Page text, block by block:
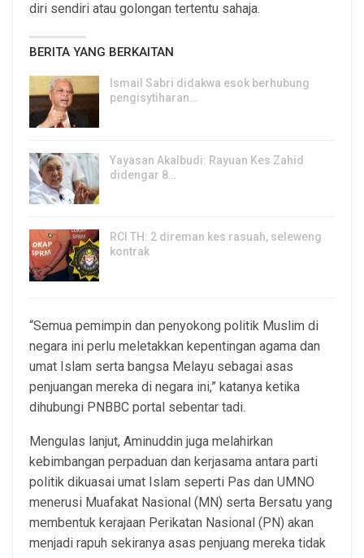
diri sendiri atau golongan tertentu sahaja.
BERITA YANG BERKAITAN
Ismail Sabri didakwa esok berhubung
pengisytiharan…
Yayasan Akalbudi: Rayuan Kes Zahid
didengar 8…
RCI TH: 2 direman kes rasuah, seleweng
kontrak
“Semua pemimpin dan penyokong politik Muslim di
negara ini perlu meletakkan kepentingan agama dan
umat Islam serta bangsa Melayu sebagai asas
penjuangan mereka di negara ini,” katanya ketika
dihubungi PNBBC portal sebentar tadi.
Mengulas lanjut, Aminuddin juga melahirkan
kebimbangan perpaduan dan kerjasama antara parti
politik dikuasai umat Islam seperti Pas dan UMNO
menerusi Muafakat Nasional (MN) serta Bersatu yang
membentuk kerajaan Perikatan Nasional (PN) akan
menjadi rapuh sekiranya asas penjuang mereka tidak